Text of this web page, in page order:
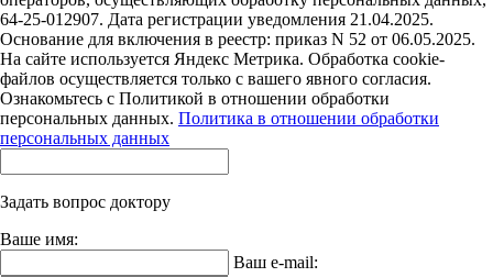
64-25-012907. Дата регистрации уведомления 21.04.2025.
Основание для включения в реестр: приказ N 52 от 06.05.2025.
На сайте используется Яндекс Метрика. Обработка cookie-
файлов осуществляется только с вашего явного согласия.
Ознакомьтесь с Политикой в отношении обработки
персональных данных. Политика в отношении обработки
персональных данных
Задать вопрос доктору
Ваше имя:
Ваш e-mail: